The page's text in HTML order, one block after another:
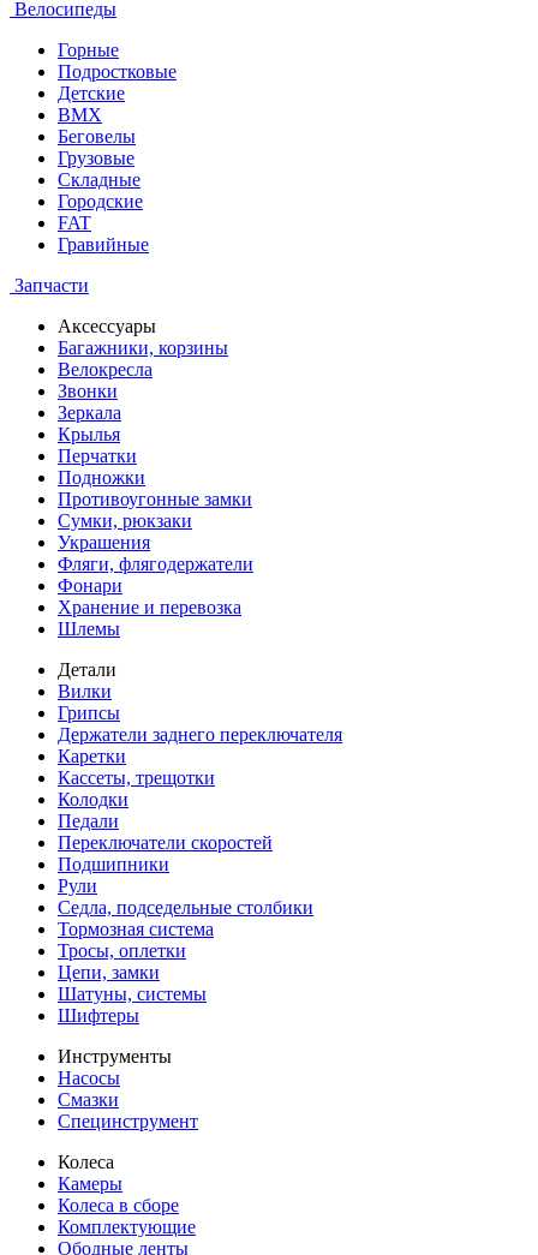
Велосипеды
Горные
Подростковые
Детские
BMX
Беговелы
Грузовые
Складные
Городские
FAT
Гравийные
Запчасти
Аксессуары
Багажники, корзины
Велокресла
Звонки
Зеркала
Крылья
Перчатки
Подножки
Противоугонные замки
Сумки, рюкзаки
Украшения
Фляги, флягодержатели
Фонари
Хранение и перевозка
Шлемы
Детали
Вилки
Грипсы
Держатели заднего переключателя
Каретки
Кассеты, трещотки
Колодки
Педали
Переключатели скоростей
Подшипники
Рули
Седла, подседельные столбики
Тормозная система
Тросы, оплетки
Цепи, замки
Шатуны, системы
Шифтеры
Инструменты
Насосы
Смазки
Специнструмент
Колеса
Камеры
Колеса в сборе
Комплектующие
Ободные ленты